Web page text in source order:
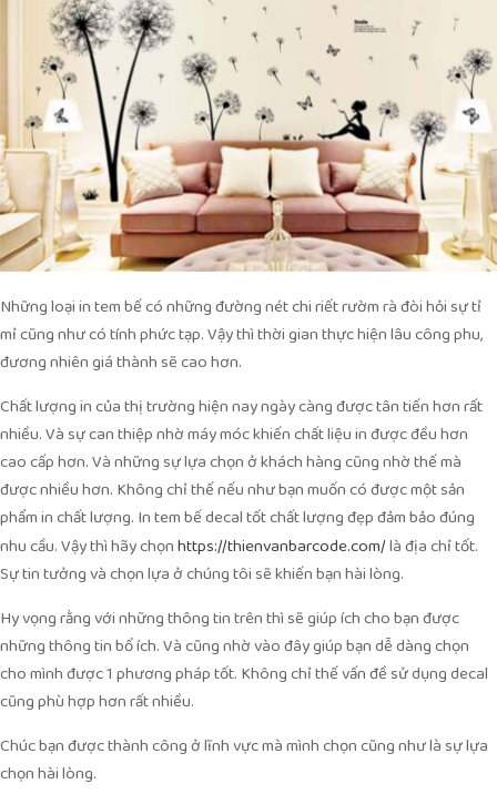
Những loại in tem bế có những đường nét chi riết rườm rà đòi hỏi sự tỉ
mỉ cũng như có tính phức tạp. Vậy thì thời gian thực hiện lâu công phu,
đương nhiên giá thành sẽ cao hơn.
Chất lượng in của thị trường hiện nay ngày càng được tân tiến hơn rất
nhiều. Và sự can thiệp nhờ máy móc khiến chất liệu in được đều hơn
cao cấp hơn. Và những sự lựa chọn ở khách hàng cũng nhờ thế mà
được nhiều hơn. Không chỉ thế nếu như bạn muốn có được một sản
phẩm in chất lượng. In tem bế decal tốt chất lượng đẹp đảm bảo đúng
nhu cầu. Vậy thì hãy chọnhttps://thienvanbarcode.com/là địa chỉ tốt.
Sự tin tưởng và chọn lựa ở chúng tôi sẽ khiến bạn hài lòng.
Hy vọng rằng với những thông tin trên thì sẽ giúp ích cho bạn được
những thông tin bổ ích. Và cũng nhờ vào đây giúp bạn dễ dàng chọn
cho mình được 1 phương pháp tốt. Không chỉ thế vấn đề sử dụng decal
cũng phù hợp hơn rất nhiều.
Chúc bạn được thành công ở lĩnh vực mà mình chọn cũng như là sự lựa
chọn hài lòng.